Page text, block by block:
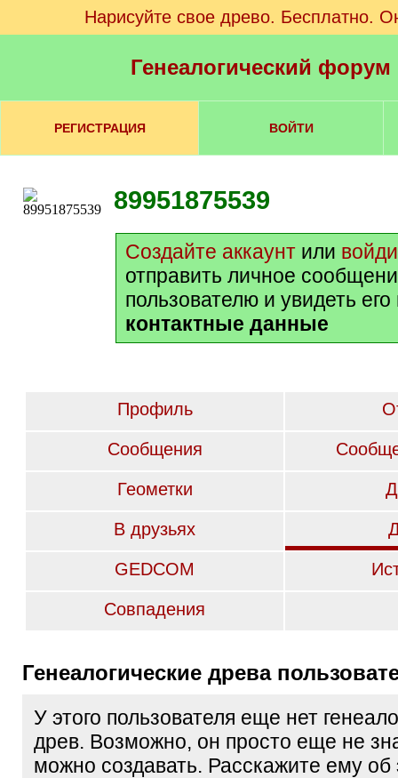
Нарисуйте свое древо. Бесплатно.
Генеалогический
РЕГИСТРАЦИЯ ВОЙТИ
89951875539
Создайте аккаунт или
отправить личное
пользователю и увидеть
контактные данные
Профиль
Сообщения
Геометки
В друзьях
GEDCOM
Совпадения
Генеалогические древа
У этого пользователя еще нет
древ. Возможно, он просто еще не
можно создавать. Расскажите ему об